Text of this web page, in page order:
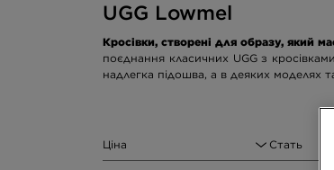
UGG Lowmel
Кросівки, створені для образу, який
поєднання класичних UGG з
надлегка підошва, а в деяких моделях
Ціна Стать